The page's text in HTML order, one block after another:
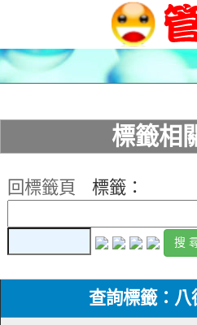
標籤相
回標籤頁
標籤：
查詢標籤：八